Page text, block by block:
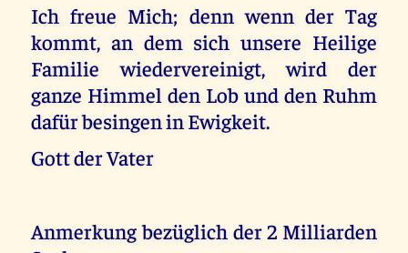
Ich freue Mich; denn wenn der Tag
kommt, an dem sich unsere Heilige
Familie wiedervereinigt, wird der
ganze Himmel den Lob und den Ruhm
dafür besingen in Ewigkeit.
Gott der Vater
Anmerkung bezüglich der 2 Milliarden